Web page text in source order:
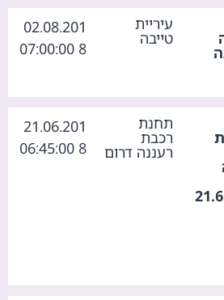
עיריית
טייבה
02.08.201
8 07:00:00
תחנת
רכבת
רעננה דרום
21.06.201
8 06:45:00